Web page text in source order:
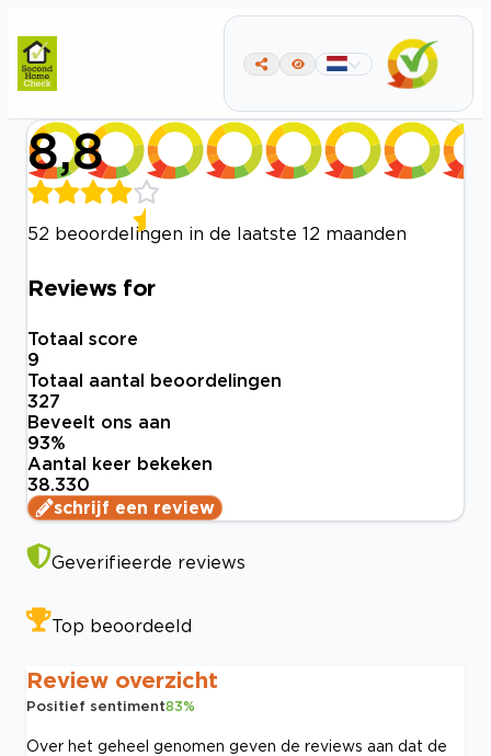
8,8
52 beoordelingen in de laatste 12 maanden
Reviews for
Totaal score
9
Totaal aantal beoordelingen
327
Beveelt ons aan
93%
Aantal keer bekeken
38.330
schrijf een review
Geverifieerde reviews
Top beoordeeld
Review overzicht
Positief sentiment83%
Over het geheel genomen geven de reviews aan dat de